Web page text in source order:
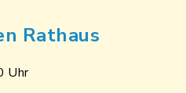
Rathaus
Uhr